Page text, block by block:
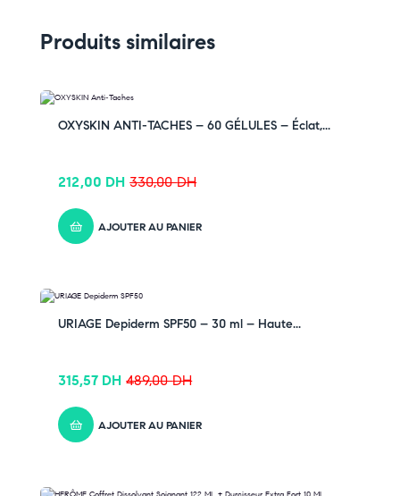
sensibles.
➤ Préserve l’hydratation et le confort de la peau
➤ Texture crémeuse et onctueuse
Pensez-y :
✔ Pour découvrir nos offres et promotions du
moment,cliquez ici
Produits similaires
OXYSKIN ANTI-TACHES – 60 GÉLULES – Éclat,...
330,00DH
212,00 DH
AJOUTER AU PANIER
URIAGE Depiderm SPF50 – 30 ml – Haute...
489,00DH
315,57 DH
AJOUTER AU PANIER